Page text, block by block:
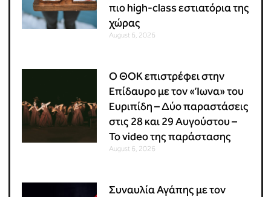
πιο high-class εστιατόρια της
χώρας
August 6, 2026
Ο ΘΟΚ επιστρέφει στην
Επίδαυρο με τον «Ίωνα» του
Ευριπίδη – Δύο παραστάσεις
στις 28 και 29 Αυγούστου –
Το video της παράστασης
August 6, 2026
Συναυλία Αγάπης με τον